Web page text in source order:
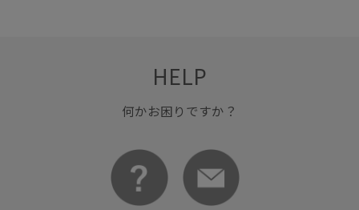
HELP
何かお困りですか？